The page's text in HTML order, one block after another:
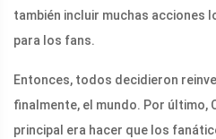
también incluir muchas acciones
para los fans.
Entonces, todos decidieron
finalmente, el mundo. Por último,
principal era hacer que los